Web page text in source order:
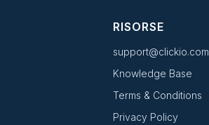
RISORSE
support@clickio.com
Knowledge Base
Terms & Conditions
Privacy Policy